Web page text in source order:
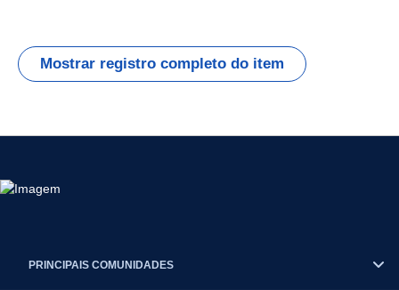
Mostrar registro completo do item
PRINCIPAIS COMUNIDADES